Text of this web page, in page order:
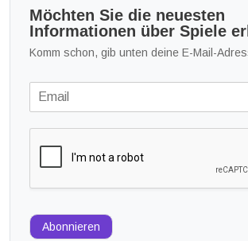
Möchten Sie die neuesten
Informationen über Spiele
Komm schon, gib unten deine E-Mail-
Abonnieren